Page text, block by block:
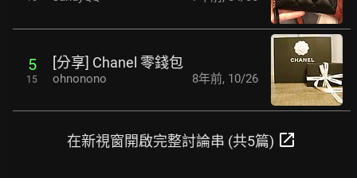
5
15
[分享] Chanel 零錢包
ohnonono 8年前, 10/26
在新視窗開啟完整討論串 (共5篇) open_in_new